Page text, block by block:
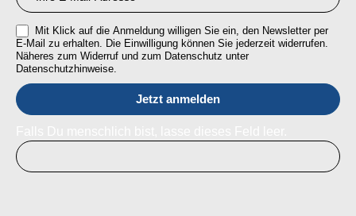
Mit Klick auf die Anmeldung willigen Sie ein, den Newsletter per
E-Mail zu erhalten. Die Einwilligung können Sie jederzeit widerrufen.
Näheres zum Widerruf und zum Datenschutz unter
Datenschutzhinweise.